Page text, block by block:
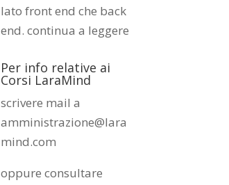
lato front end che back
end.continua a leggere
Per info relative ai
Corsi LaraMind
scrivere mail a
amministrazione@lara
mind.com
oppure consultare